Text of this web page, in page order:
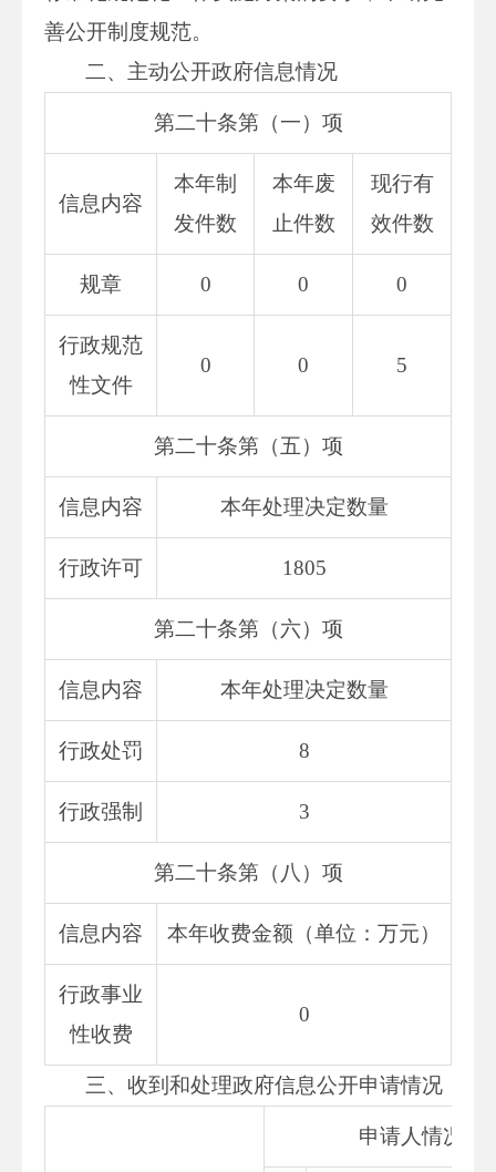
善公开制度规范。
二、主动公开政府信息情况
第二十条第（一）项
信息内容
本年制
发件数
本年废
止件数
现行有
效件数
规章 0 0 0
行政规范
性文件
0 0 5
第二十条第（五）项
信息内容 本年处理决定数量
行政许可 1805
第二十条第（六）项
信息内容 本年处理决定数量
行政处罚 8
行政强制 3
第二十条第（八）项
信息内容 本年收费金额（单位：万元）
行政事业
性收费
0
三、收到和处理政府信息公开申请情况
申请人情况